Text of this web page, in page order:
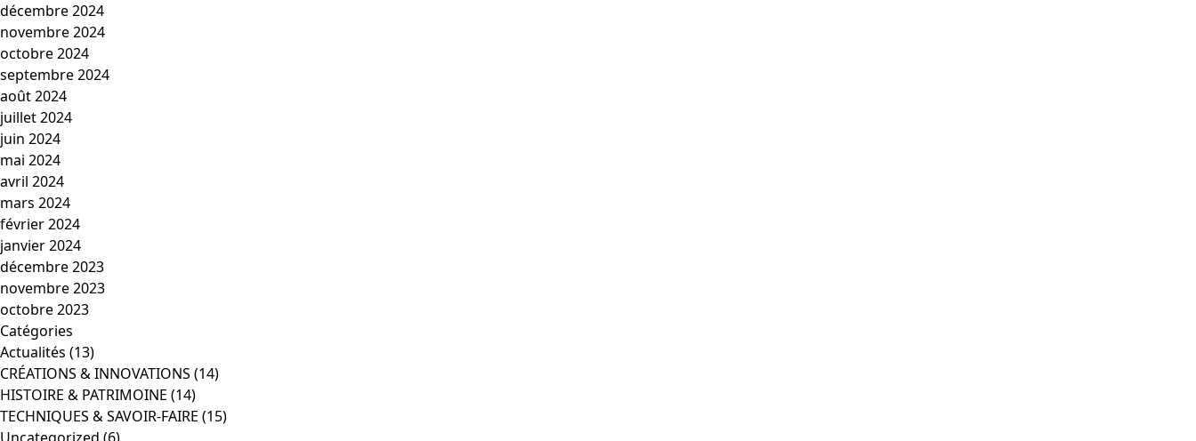
décembre 2024
novembre 2024
octobre 2024
septembre 2024
août 2024
juillet 2024
juin 2024
mai 2024
avril 2024
mars 2024
février 2024
janvier 2024
décembre 2023
novembre 2023
octobre 2023
Catégories
Actualités (13)
CRÉATIONS & INNOVATIONS (14)
HISTOIRE & PATRIMOINE (14)
TECHNIQUES & SAVOIR-FAIRE (15)